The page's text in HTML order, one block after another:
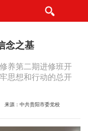
念之基
养第二期进修班开
思想和行动的总开
来源：中共贵阳市委党校